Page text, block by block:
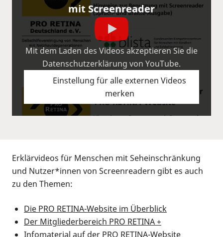
mit Screenreader
Mit dem Laden des Videos akzeptieren Sie die
Datenschutzerklärung von YouTube.
Einstellung für alle externen Videos
merken
Erklärvideos für Menschen mit Seheinschränkung
und Nutzer*innen von Screenreadern gibt es auch
zu den Themen:
Die PRO RETINA-Website im Überblick
Der Mitgliederbereich PRO RETINA +
Infomaterial auf der PRO RETINA-Website